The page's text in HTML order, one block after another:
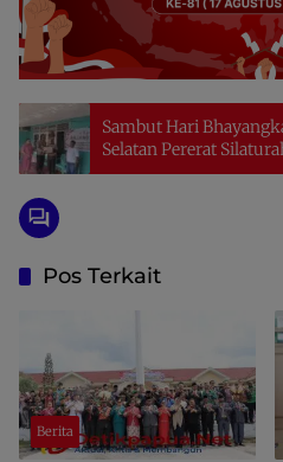
Sambut Hari
Selatan Pererat
Bersama
Pos Terkait
Berita